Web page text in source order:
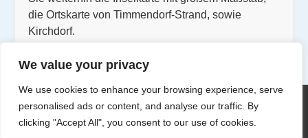
We value your privacy
We use cookies to enhance your browsing experience, serve
personalised ads or content, and analyse our traffic. By
clicking "Accept All", you consent to our use of cookies.
die Ortskarte von Timmendorf-Strand, sowie
Kirchdorf.